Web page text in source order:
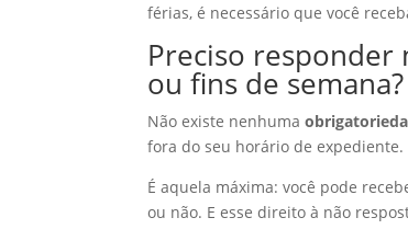
férias, é necessário que você
Preciso responder
ou fins de semana?
Não existe nenhuma
fora do seu horário de expediente.
É aquela máxima: você pode
ou não. E esse direito à não